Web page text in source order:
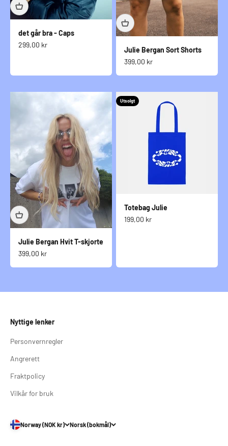
det går bra - Caps
Salgspris
299,00 kr
Julie Bergan Sort Shorts
Salgspris
399,00 kr
Julie Bergan Hvit T-skjorte
Salgspris
399,00 kr
Utsolgt
Totebag Julie
Salgspris
199,00 kr
Nyttige lenker
Personvernregler
Angrerett
Fraktpolicy
Vilkår for bruk
Norway (NOK kr) Norsk (bokmål)